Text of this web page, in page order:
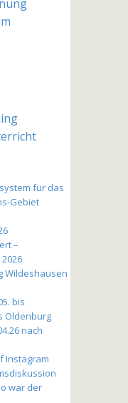
für das
Gebiet
–
Wildeshausen
bis
Oldenburg
nach
Instagram
war der